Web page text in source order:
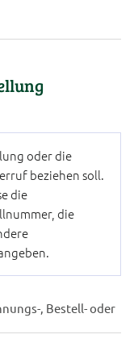
oder die
beziehen soll.
die
die